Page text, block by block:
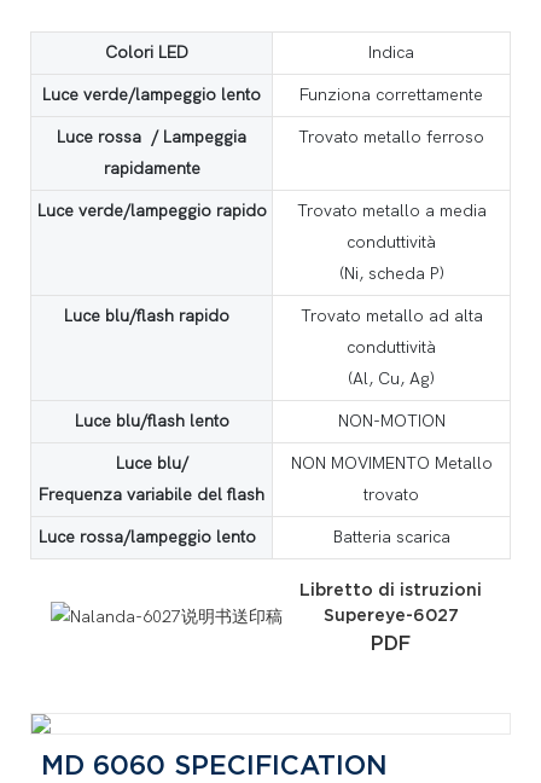
Colori LED Indica
Luce verde/lampeggio lento Funziona correttamente
Luce rossa / Lampeggia
rapidamente
Trovato metallo ferroso
Luce verde/lampeggio rapido
Trovato metallo a media
conduttività
(Ni, scheda P)
Luce blu/flash rapido
Trovato metallo ad alta
conduttività
(Al, Cu, Ag)
Luce blu/flash lento NON-MOTION
Luce blu/
Frequenza variabile del flash
NON MOVIMENTO Metallo
trovato
Luce rossa/lampeggio lento Batteria scarica
Libretto di istruzioni
Supereye-6027
PDF
MD 6060 SPECIFICATION